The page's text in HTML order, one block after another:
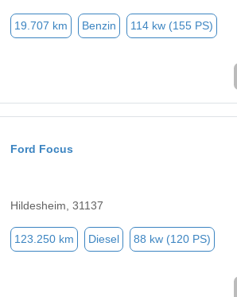
19.707 km Benzin 114 kw (155 PS)
Ford Focus
Hildesheim, 31137
123.250 km Diesel 88 kw (120 PS)